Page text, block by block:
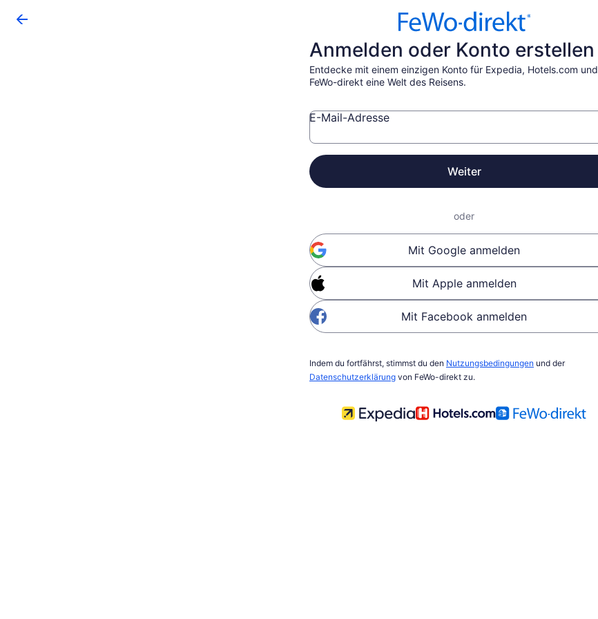
Anmelden oder Konto erstellen
Entdecke mit einem einzigen Konto für Expedia, Hotels.com und
FeWo-direkt eine Welt des Reisens.
E-Mail-Adresse
Weiter
oder
Mit Google anmelden
Mit Apple anmelden
Mit Facebook anmelden
Indem du fortfährst, stimmst du den Nutzungsbedingungen und der
Datenschutzerklärung von FeWo-direkt zu.